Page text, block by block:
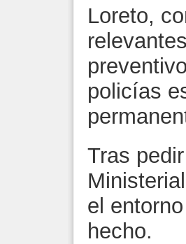
Loreto,
policías
Tras
el
hecho.